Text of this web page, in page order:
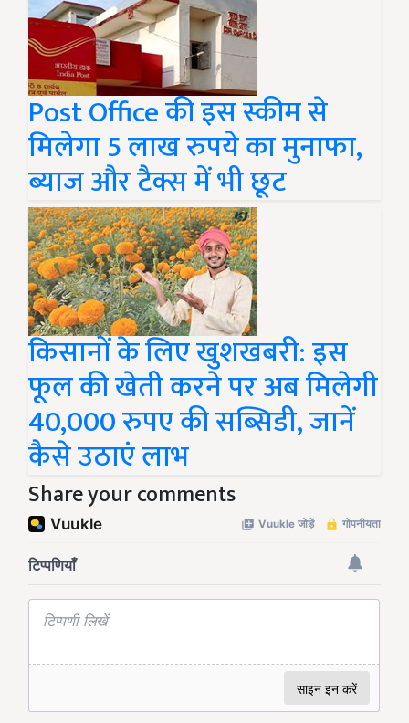
Post Office की इस स्कीम से
मिलेगा 5 लाख रुपये का मुनाफा,
ब्याज और टैक्स में भी छूट
किसानों के लिए खुशखबरी: इस
फूल की खेती करने पर अब मिलेगी
40,000 रुपए की सब्सिडी, जानें
कैसे उठाएं लाभ
Share your comments